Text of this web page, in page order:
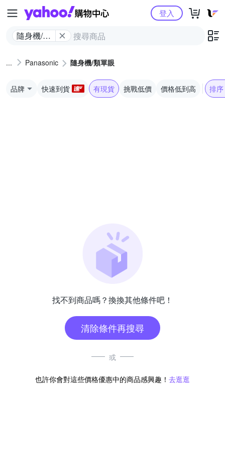
Yahoo購物中心
隨身機/類
登入
Panasonic 隨身機/類單眼
品牌 快速到貨 有現貨 挑戰低價 價格低到高 排序
找不到商品嗎？換換其他條件吧！
清除條件再搜尋
或
也許你會對這些價格優惠中的商品感興趣！ 去逛逛